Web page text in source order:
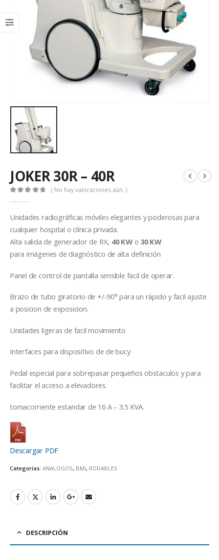
JOKER 30R – 40R
( No hay valoraciones aún. )
Unidades radiográficas móviles elegantes y poderosas para
cualquier hospital o clínica privada.
Alta salida de generador de RX, 40 KWo 30 KW
para imágenes de diagnóstico de alta definición
Panel de control de pantalla sensible facil de operar.
Brazo de tubo giratorio de +/-90° para un rápido y facil ajuste
a posicion de exposicion.
Unidades ligeras de facil movimiento
Interfaces para dispositivo de de bucy
Pedal especial para sobrepasar pequeños obstaculos y para
facilitar el acceso a elevadores.
tomacorriente estandar de 16 A – 3.5 KVA.
Descargar PDF
Categorías: ANALOGOS, BMI, RODABLES
DESCRIPCIÓN